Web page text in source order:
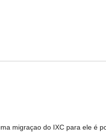
migraçao do IXC para ele é